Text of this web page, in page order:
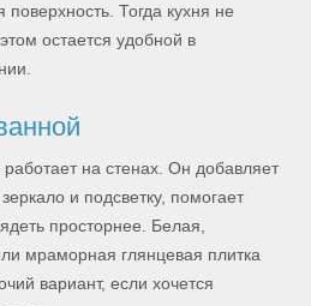
поверхность. Тогда кухня не
остается удобной в
на стенах. Он добавляет
и подсветку, помогает
просторнее. Белая,
мраморная глянцевая плитка
вариант, если хочется